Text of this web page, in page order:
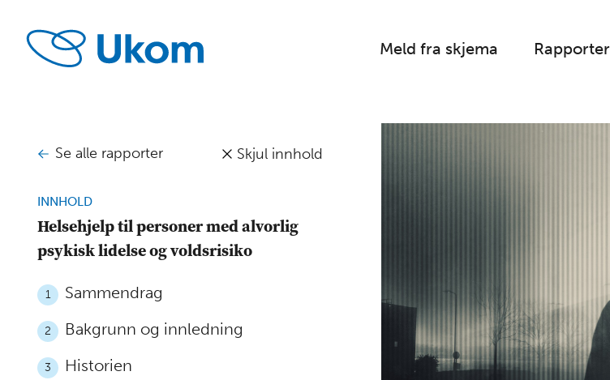
Meld fra skjema Rapporter
Se alle rapporter Skjul innhold
INNHOLD
Helsehjelp til personer med alvorlig
psykisk lidelse og voldsrisiko
1 Sammendrag
2 Bakgrunn og innledning
3 Historien